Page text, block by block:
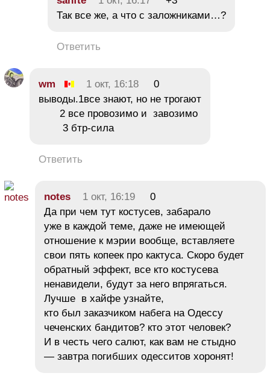
Так все же, а что с заложниками…?
Ответить
wm 1 окт, 16:18
0
выводы.1все знают, но не трогают
2 все провозимо и завозимо
3 бтр-сила
Ответить
notes 1 окт, 16:19
0
Да при чем тут костусев, забарало
уже в каждой теме, даже не имеющей
отношение к мэрии вообще, вставляете
свои пять копеек про кактуса. Скоро будет
обратный эффект, все кто костусева
ненавидели, будут за него впрягаться.
Лучше в хайфе узнайте,
кто был заказчиком набега на Одессу
чеченских бандитов? кто этот человек?
И в честь чего салют, как вам не стыдно
— завтра погибших одесситов хоронят!